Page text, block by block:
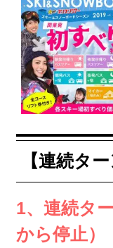
【連続タ
1、連続タ
から停止）